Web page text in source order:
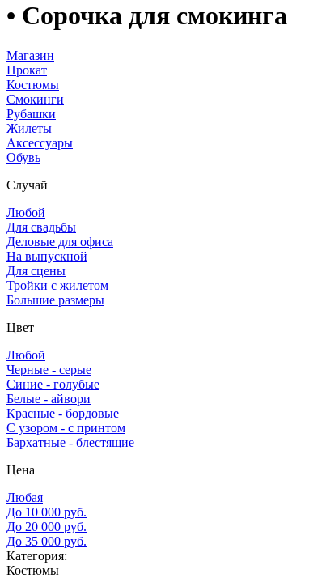
• Сорочка для смокинга
Магазин
Прокат
Костюмы
Смокинги
Рубашки
Жилеты
Аксессуары
Обувь
Случай
Любой
Для свадьбы
Деловые для офиса
На выпускной
Для сцены
Тройки с жилетом
Большие размеры
Цвет
Любой
Черные - серые
Синие - голубые
Белые - айвори
Красные - бордовые
С узором - с принтом
Бархатные - блестящие
Цена
Любая
До 10 000 руб.
До 20 000 руб.
До 35 000 руб.
Категория:
Костюмы